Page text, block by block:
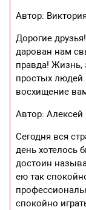
Автор:
Дорогие
дарован нам
правда! Жизнь,
простых
восхищение
Автор: Алексей
Сегодня вся
день хотелось
достоин
ею так
спокойно